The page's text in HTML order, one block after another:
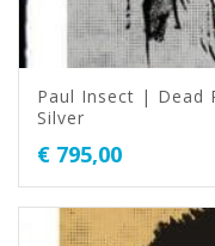
Paul Insect | Dead
Silver
€ 795,00